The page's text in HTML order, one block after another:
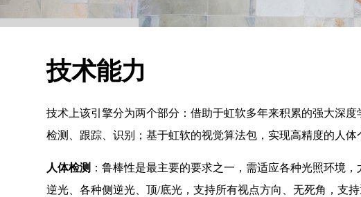
技术能力
技术上该引擎分为两个部分：借助于虹软多年来积累的强大深
检测、跟踪、识别；基于虹软的视觉算法包，实现高精度的人体
人体检测 ：鲁棒性是最主要的要求之一，需适应各种光照环境
逆光、各种侧逆光、顶/底光，支持所有视点方向、无死角，支